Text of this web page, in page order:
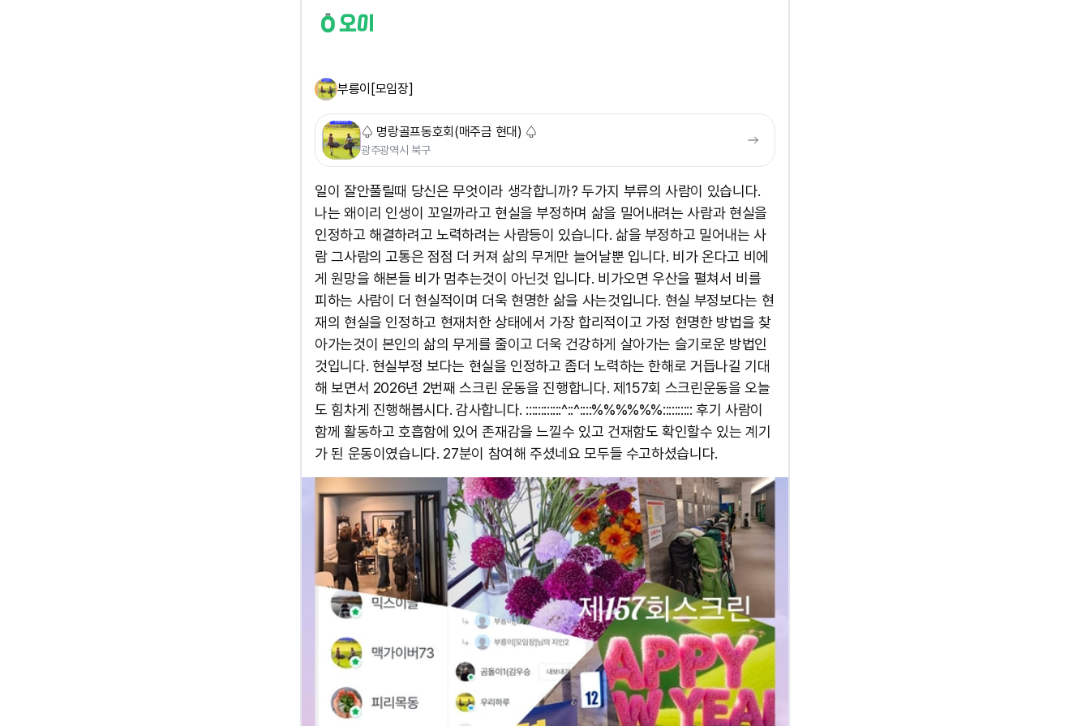
부릉이[모임장]
♤ 명랑골프동호회(매주금 현대) ♤
광주광역시 북구
일이 잘안풀릴때 당신은 무엇이라 생각합니까? 두가지 부류의 사람이 있습니다.
나는 왜이리 인생이 꼬일까라고 현실을 부정하며 삶을 밀어내려는 사람과 현실을
인정하고 해결하려고 노력하려는 사람등이 있습니다. 삶을 부정하고 밀어내는 사
람 그사람의 고통은 점점 더 커져 삶의 무게만 늘어날뿐 입니다. 비가 온다고 비에
게 원망을 해본들 비가 멈추는것이 아닌것 입니다. 비가오면 우산을 펼쳐서 비를
피하는 사람이 더 현실적이며 더욱 현명한 삶을 사는것입니다. 현실 부정보다는 현
재의 현실을 인정하고 현재처한 상태에서 가장 합리적이고 가정 현명한 방법을 찾
아가는것이 본인의 삶의 무게를 줄이고 더욱 건강하게 살아가는 슬기로운 방법인
것입니다. 현실부정 보다는 현실을 인정하고 좀더 노력하는 한해로 거듭나길 기대
해 보면서 2026년 2번째 스크린 운동을 진행합니다. 제157회 스크린운동을 오늘
도 힘차게 진행해봅시다. 감사합니다. ::::::::::::^::^::::%%%%%%:::::::::: 후기 사람이
함께 활동하고 호흡함에 있어 존재감을 느낄수 있고 건재함도 확인할수 있는 계기
가 된 운동이였습니다. 27분이 참여해 주셨네요 모두들 ​수고하셨습니다.